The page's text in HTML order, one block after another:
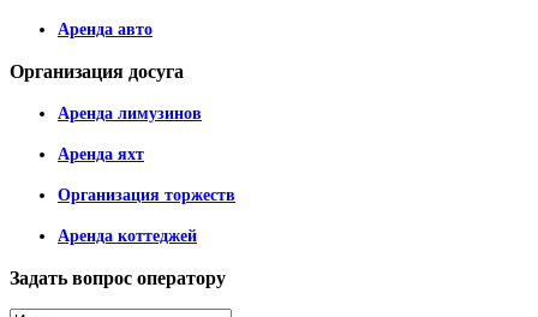
Аренда авто
Организация досуга
Аренда лимузинов
Аренда яхт
Организация торжеств
Аренда коттеджей
Задать вопрос оператору